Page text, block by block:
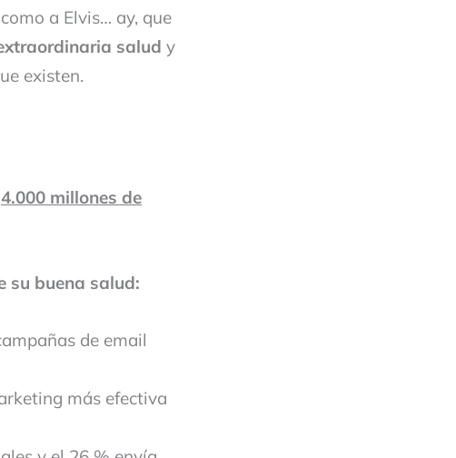
a Elvis… ay, que
salud y
existen.
4.000 millones de
su buena salud:
de email
más efectiva